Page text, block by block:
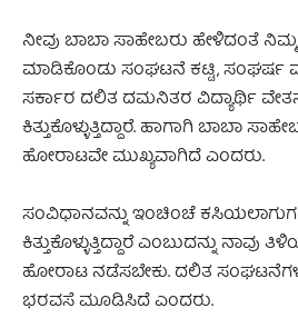
ನೀವು ಬಾಬಾ ಸಾಹೇಬರು ಹೇಳಿದಂತೆ
ಮಾಡಿಕೊಂಡು ಸಂಘಟನೆ ಕಟ್ಟಿ, ಸಂಘರ್ಷ
ಸರ್ಕಾರ ದಲಿತ ದಮನಿತರ ವಿದ್ಯಾರ್ಥಿ ವೇತನ
ಕಿತ್ತುಕೊಳ್ಳುತ್ತಿದ್ದಾರೆ. ಹಾಗಾಗಿ ಬಾಬಾ
ಹೋರಾಟವೇ ಮುಖ್ಯವಾಗಿದೆ ಎಂದರು.
ಸಂವಿಧಾನವನ್ನು ಇಂಚಿಂಚೆ
ಕಿತ್ತುಕೊಳ್ಳುತ್ತಿದ್ದಾರೆ ಎಂಬುದನ್ನು ನಾವು
ಹೋರಾಟ ನಡೆಸಬೇಕು. ದಲಿತ
ಭರವಸೆ ಮೂಡಿಸಿದೆ ಎಂದರು.